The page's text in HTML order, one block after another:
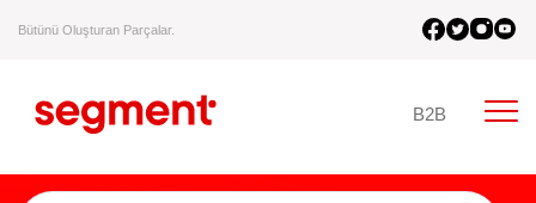
Bütünü Oluşturan Parçalar.
B2B